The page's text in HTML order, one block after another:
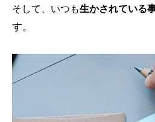
そして、いつも生かされている
す。